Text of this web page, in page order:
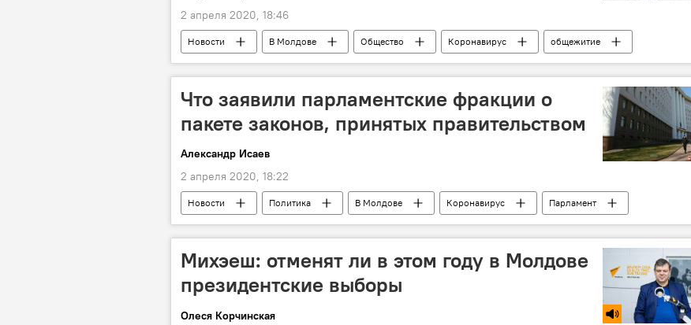
2 апреля 2020, 18:46
Новости В Молдове Общество Коронавирус
общежитие
Молдова
обучение карантин
Что заявили парламентские фракции о
пакете законов, принятых правительством
Александр Исаев
2 апреля 2020, 18:22
Новости Политика В Молдове Коронавирус Парламент
Михэеш: отменят ли в этом году в Молдове
президентские выборы
Олеся Корчинская